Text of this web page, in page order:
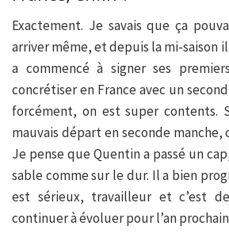
Exactement. Je savais que ça
arriver même, et depuis la mi-saison
a commencé à signer ses
concrétiser en France avec un
forcément, on est super contents.
mauvais départ en seconde manche,
Je pense que Quentin a passé un
sable comme sur le dur. Il a bien
est sérieux, travailleur et c’est
continuer à évoluer pour l’an